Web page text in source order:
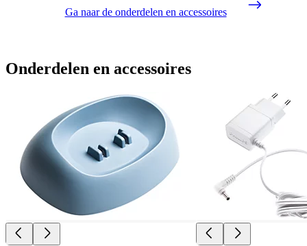
Ga naar de onderdelen en accessoires
Onderdelen en accessoires